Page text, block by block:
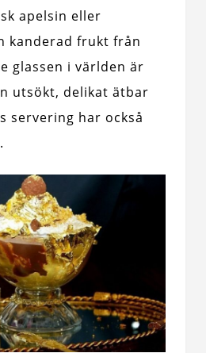
apelsin eller
kanderad frukt från
glassen i världen är
utsökt, delikat ätbar
servering har också